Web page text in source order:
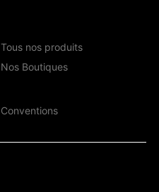
Tous nos produits
Nos Boutiques
Conventions